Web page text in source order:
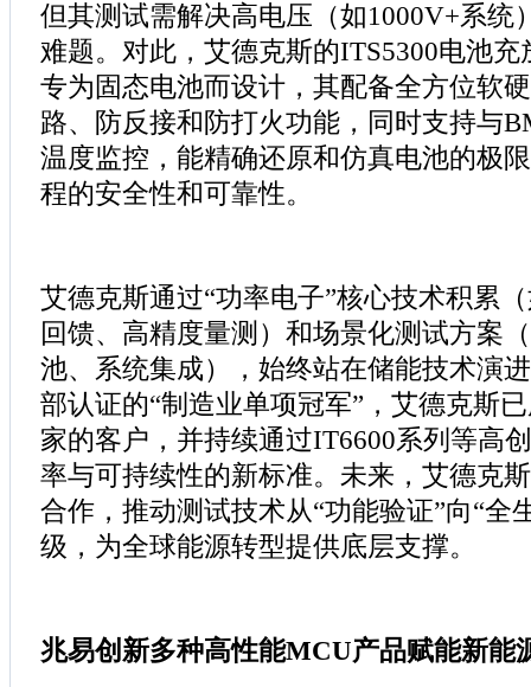
但其测试需解决高电压（如1000V+系统
难题。对此，艾德克斯的ITS5300电池
专为固态电池而设计，其配备全方位软
路、防反接和防打火功能，同时支持与
温度监控，能精确还原和仿真电池的极
程的安全性和可靠性。
艾德克斯通过“功率电子”核心技术积累
回馈、高精度量测）和场景化测试方案
池、系统集成），始终站在储能技术演
部认证的“制造业单项冠军”，艾德克斯
家的客户，并持续通过IT6600系列等高
率与可持续性的新标准。未来，艾德克
合作，推动测试技术从“功能验证”向“全
级，为全球能源转型提供底层支撑。
兆易创新多种高性能MCU产品赋能新能